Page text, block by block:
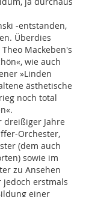
-entstanden,
Überdies
Mackeben's
wie auch
»Linden
ästhetische
noch total
dreißiger Jahre
Orchester,
(dem auch
sowie im
zu Ansehen
erstmals
einer